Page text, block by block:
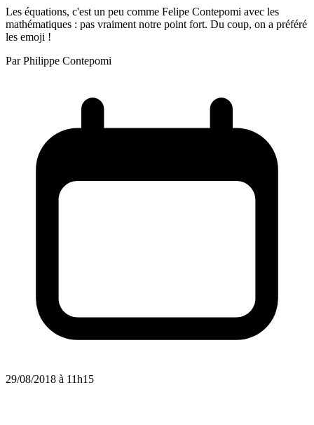
Les équations, c'est un peu comme Felipe Contepomi avec les
mathématiques : pas vraiment notre point fort. Du coup, on a préféré
les emoji !
Par Philippe Contepomi
29/08/2018 à 11h15